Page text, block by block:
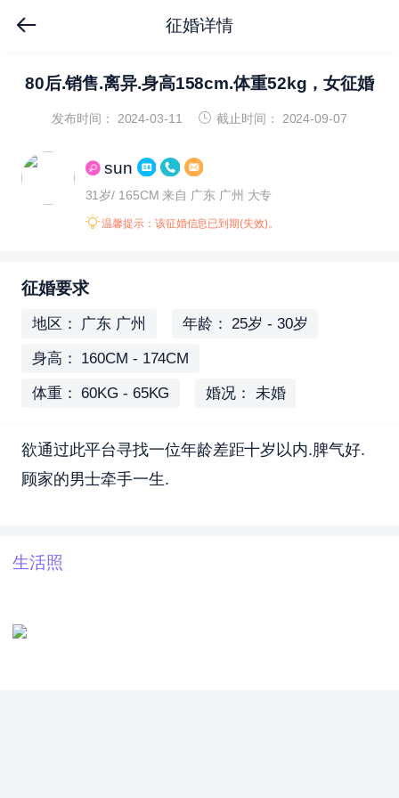
征婚详情
80后.销售.离异.身高158cm.体重52kg，女征婚
发布时间： 2024-03-11 截止时间： 2024-09-07
sun
31岁/ 165CM 来自 广东 广州 大专
温馨提示：该征婚信息已到期(失效)。
征婚要求
地区： 广东 广州 年龄： 25岁 - 30岁
身高： 160CM - 174CM
体重： 60KG - 65KG 婚况： 未婚
欲通过此平台寻找一位年龄差距十岁以内.脾气好.
顾家的男士牵手一生.
生活照